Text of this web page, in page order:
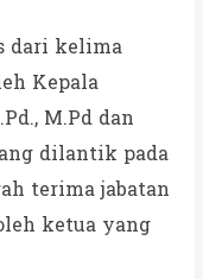
dari kelima
Kepala
M.Pd dan
dilantik pada
terima jabatan
ketua yang